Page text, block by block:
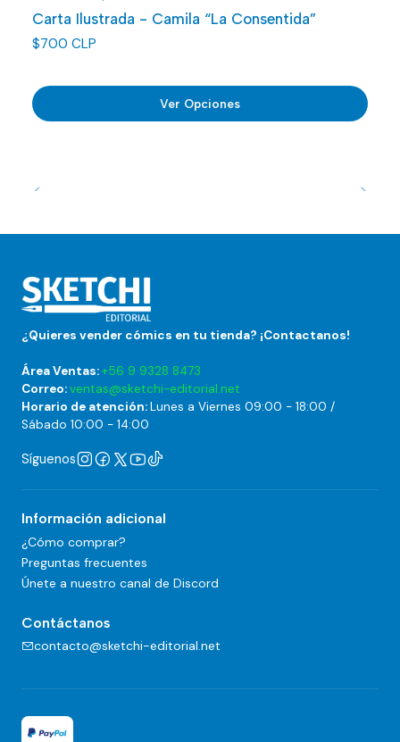
Carta Ilustrada - Camila “La Consentida”
$700 CLP
Ver Opciones
¿Quieres vender cómics en tu tienda? ¡Contactanos!
Área Ventas:+56 9 9328 8473
Correo:ventas@sketchi-editorial.net
Horario de atención:Lunes a Viernes 09:00 - 18:00 /
Sábado 10:00 - 14:00
Síguenos
Información adicional
¿Cómo comprar?
Preguntas frecuentes
Únete a nuestro canal de Discord
Contáctanos
contacto@sketchi-editorial.net